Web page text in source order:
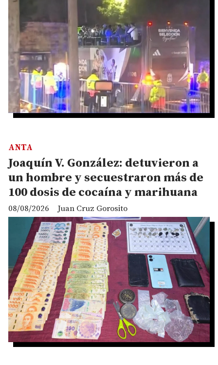
Joaquín V. González: detuvieron a
un hombre y secuestraron más de
100 dosis de cocaína y marihuana
Juan Cruz Gorosito
ANTA
08/08/2026